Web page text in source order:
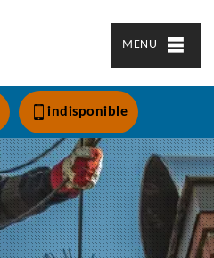
MENU
indisponible